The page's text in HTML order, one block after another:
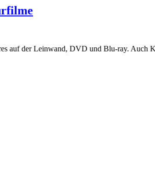
auf der Leinwand, DVD und Blu-ray. Auch